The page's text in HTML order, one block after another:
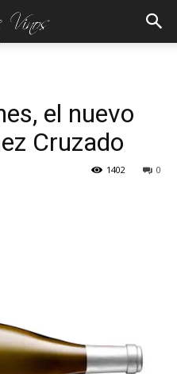
el nuevo
Cruzado
0
1402